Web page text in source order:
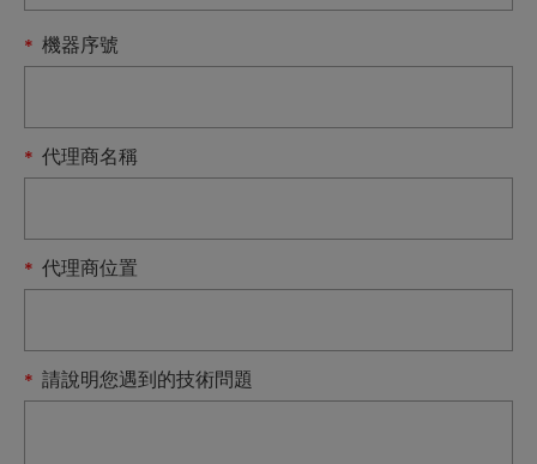
機器序號
代理商名稱
代理商位置
請說明您遇到的技術問題